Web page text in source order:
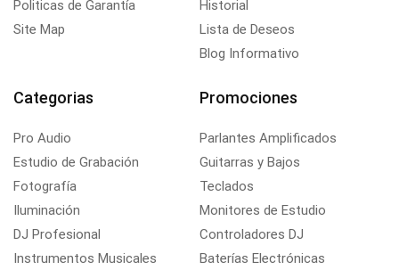
Politicas de Garantía
Site Map
Historial
Lista de Deseos
Blog Informativo
Categorias
Pro Audio
Estudio de Grabación
Fotografía
Iluminación
DJ Profesional
Instrumentos Musicales
Promociones
Parlantes Amplificados
Guitarras y Bajos
Teclados
Monitores de Estudio
Controladores DJ
Baterías Electrónicas